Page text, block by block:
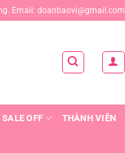
Email: doanbaovi@gmail.com
SALE OFF THÀNH VIÊN